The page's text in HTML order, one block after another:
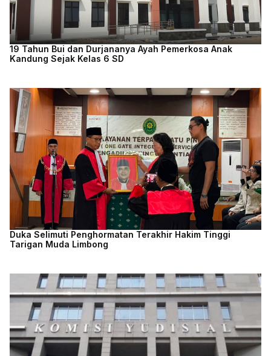
19 Tahun Bui dan Durjananya Ayah Pemerkosa Anak
Kandung Sejak Kelas 6 SD
Duka Selimuti Penghormatan Terakhir Hakim Tinggi
Tarigan Muda Limbong